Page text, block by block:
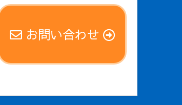
お問い合わせ